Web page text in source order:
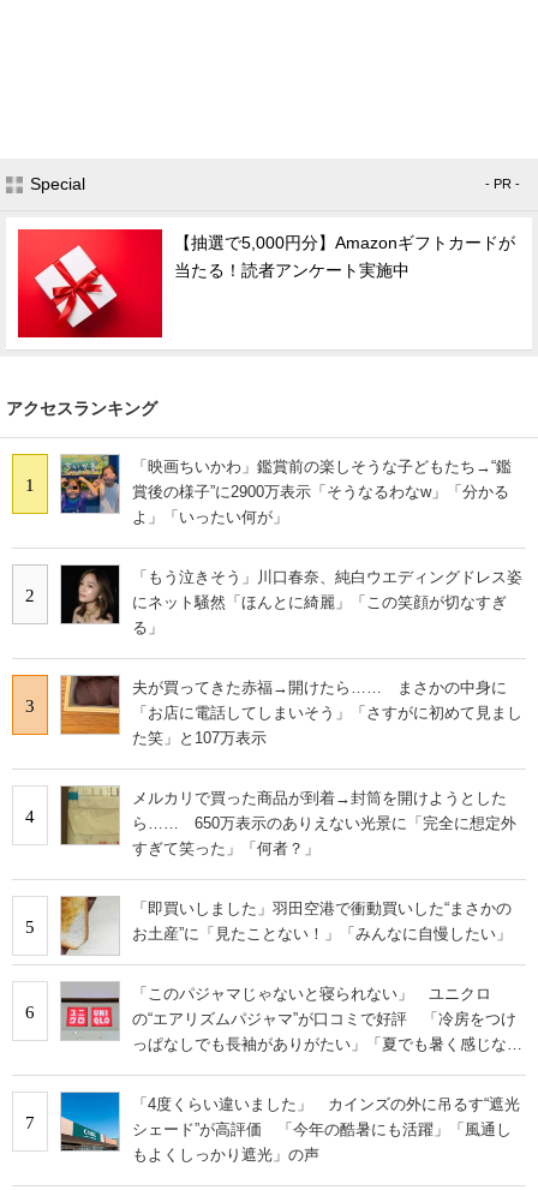
Special - PR -
【抽選で5,000円分】Amazonギフトカードが
当たる！読者アンケート実施中
アクセスランキング
1
「映画ちいかわ」鑑賞前の楽しそうな子どもたち→“鑑
賞後の様子”に2900万表示「そうなるわなw」「分かる
よ」「いったい何が」
2
「もう泣きそう」川口春奈、純白ウエディングドレス姿
にネット騒然「ほんとに綺麗」「この笑顔が切なすぎ
る」
3
夫が買ってきた赤福→開けたら…… まさかの中身に
「お店に電話してしまいそう」「さすがに初めて見まし
た笑」と107万表示
4
メルカリで買った商品が到着→封筒を開けようとした
ら…… 650万表示のありえない光景に「完全に想定外
すぎて笑った」「何者？」
5
「即買いしました」羽田空港で衝動買いした“まさかの
お土産”に「見たことない！」「みんなに自慢したい」
6
「このパジャマじゃないと寝られない」 ユニクロ
の“エアリズムパジャマ”が口コミで好評 「冷房をつけ
っぱなしでも長袖がありがたい」「夏でも暑く感じな
7
「4度くらい違いました」 カインズの外に吊るす“遮光
シェード”が高評価 「今年の酷暑にも活躍」「風通し
もよくしっかり遮光」の声